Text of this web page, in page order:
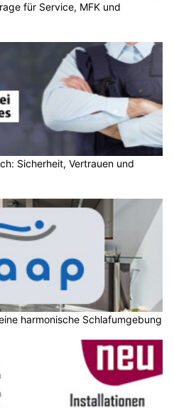
für Service, MFK und
Sicherheit, Vertrauen und
harmonische Schlafumgebung